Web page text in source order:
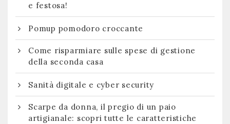
e festosa!
Pomup pomodoro croccante
Come risparmiare sulle spese di gestione
della seconda casa
Sanità digitale e cyber security
Scarpe da donna, il pregio di un paio
artigianale: scopri tutte le caratteristiche